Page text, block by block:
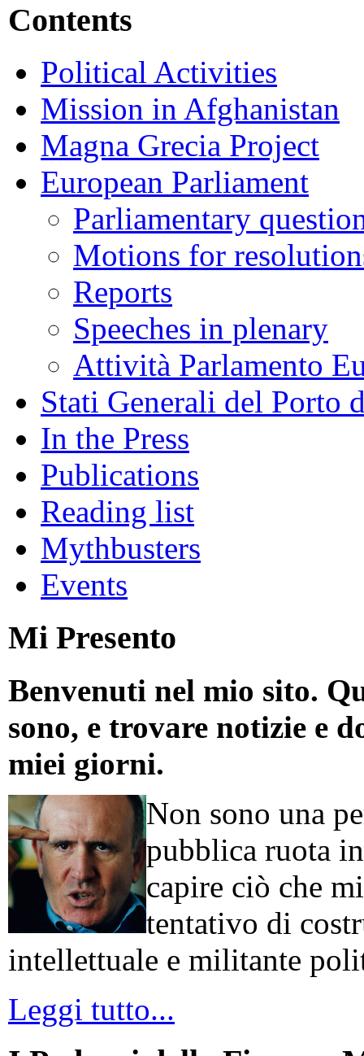
Contents
Political Activities
Mission in Afghanistan
Magna Grecia Project
European Parliament
Parliamentary
Motions for
Reports
Speeches in plenary
Attività Parlamento
Stati Generali del Porto
In the Press
Publications
Reading list
Mythbusters
Events
Mi Presento
Benvenuti nel mio sito.
sono, e trovare notizie e
miei giorni.
Non sono una
pubblica ruota
capire ciò che
tentativo di
intellettuale e militante
Leggi tutto...